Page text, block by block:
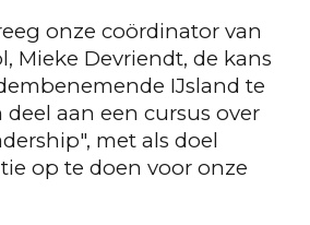
onze coördinator van
Mieke Devriendt, de kans
IJsland te
deel aan een cursus over
met als doel
op te doen voor onze